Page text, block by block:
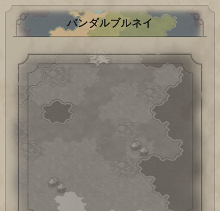
バンダルブルネイ